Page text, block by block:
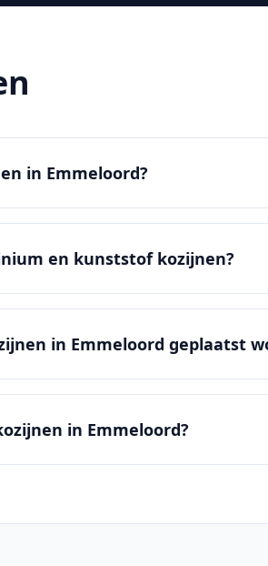
in Emmeloord?
en kunststof kozijnen?
in Emmeloord geplaatst
in Emmeloord?